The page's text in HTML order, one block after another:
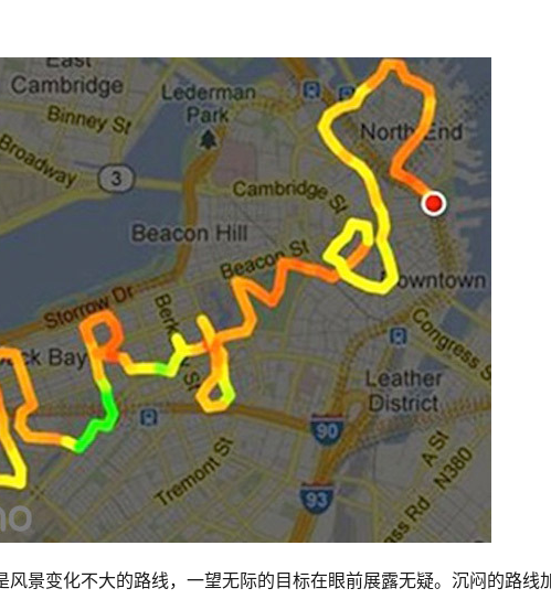
景变化不大的路线，一望无际的目标在眼前展露无疑。沉闷的路线